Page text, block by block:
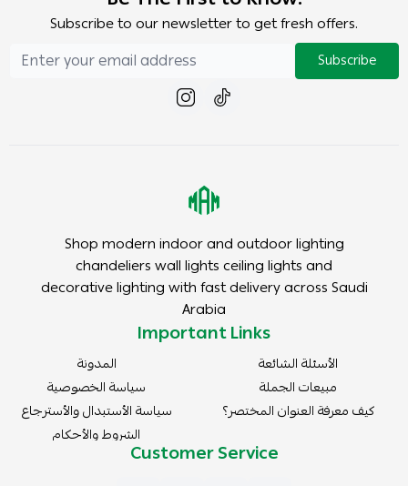
Subscribe to our newsletter to get fresh offers.
Subscribe
Shop modern indoor and outdoor lighting
chandeliers wall lights ceiling lights and
decorative lighting with fast delivery across Saudi
Arabia
Important Links
المدونة
سياسة الخصوصية
سياسة الأستبدال والأسترجاع
الشروط والأحكام
الأسئلة الشائعة
مبيعات الجملة
كيف معرفة العنوان المختصر؟
Customer Service